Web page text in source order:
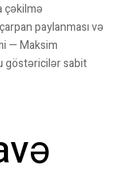
çəkilmə
paylanması və
— Maksim
göstəricilər sabit